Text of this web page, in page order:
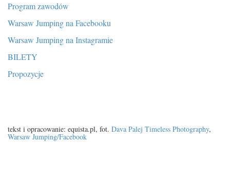
Program zawodów
Warsaw Jumping na Facebooku
Warsaw Jumping na Instagramie
BILETY
Propozycje
tekst i opracowanie: equista.pl, fot. Dava Palej Timeless Photography,
Warsaw Jumping/Facebook